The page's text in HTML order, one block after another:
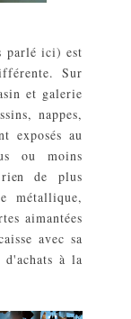
parlé ici) est
Sur
et galerie
nappes,
exposés au
ou moins
de plus
métallique,
aimantées
avec sa
à la